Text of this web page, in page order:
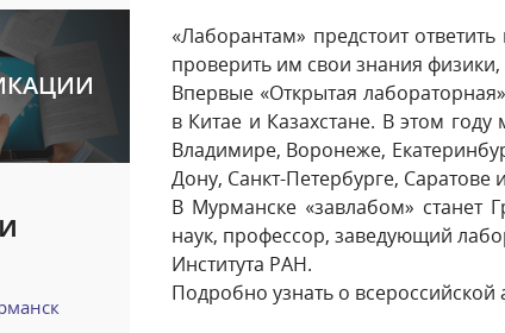
«Лаборантам» предстоит
проверить им свои знания
Впервые «Открытая
в Китае и Казахстане. В этом
Владимире, Воронеже,
Дону, Санкт-Петербурге, Саратове
В Мурманске «завлабом» станет
наук, профессор, заведующий
Института РАН.
Подробно узнать о